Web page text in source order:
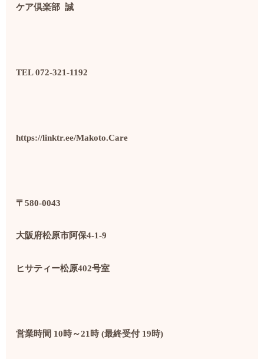
ケア倶楽部 誠
TEL 072-321-1192
https://linktr.ee/Makoto.Care
〒580-0043
大阪府松原市阿保4-1-9
ヒサティー松原402号室
営業時間 10時～21時 (最終受付 19時)